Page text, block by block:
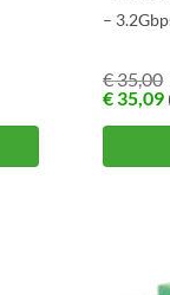
–
€35,00
€35,09